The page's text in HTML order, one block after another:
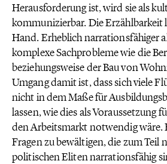
Herausforderung ist, wird sie als
kommunizierbar. Die Erzählbarkeit
Hand. Erheblich narrationsfähiger
komplexe Sachprobleme wie die
beziehungsweise der Bau von
Umgang damit ist, dass sich viele
nicht in dem Maße für
lassen, wie dies als Voraussetzung
den Arbeitsmarkt notwendig wäre.
Fragen zu bewältigen, die zum Teil
politischen Eliten narrationsfähig